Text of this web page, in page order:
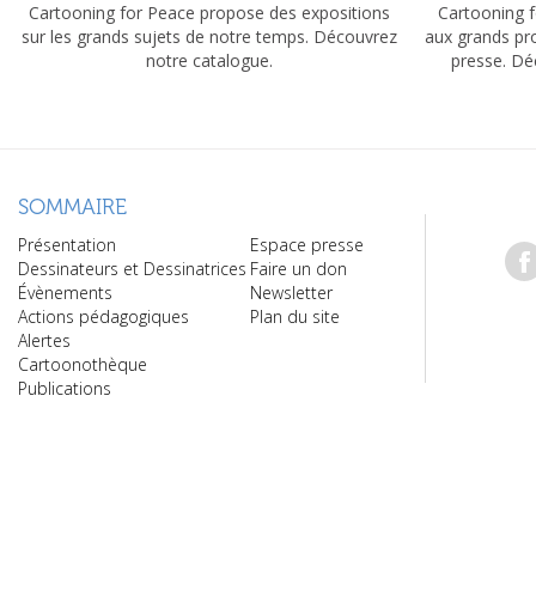
Cartooning for Peace propose des expositions
sur les grands sujets de notre temps. Découvrez
notre catalogue.
Cartooning
aux grands
presse.
SOMMAIRE
Présentation
Dessinateurs et Dessinatrices
Évènements
Actions pédagogiques
Alertes
Cartoonothèque
Publications
Espace presse
Faire un don
Newsletter
Plan du site